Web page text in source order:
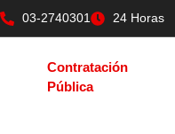
03-2740301 24 Horas
Contratación
Pública